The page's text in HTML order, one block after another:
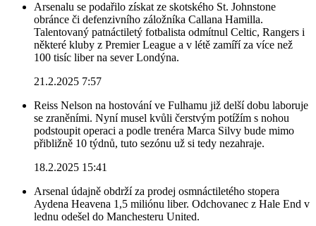
Arsenalu se podařilo získat ze skotského St. Johnstone
obránce či defenzivního záložníka Callana Hamilla.
Talentovaný patnáctiletý fotbalista odmítnul Celtic, Rangers i
některé kluby z Premier League a v létě zamíří za více než
100 tisíc liber na sever Londýna.
21.2.2025 7:57
Reiss Nelson na hostování ve Fulhamu již delší dobu laboruje
se zraněními. Nyní musel kvůli čerstvým potížím s nohou
podstoupit operaci a podle trenéra Marca Silvy bude mimo
přibližně 10 týdnů, tuto sezónu už si tedy nezahraje.
18.2.2025 15:41
Arsenal údajně obdrží za prodej osmnáctiletého stopera
Aydena Heavena 1,5 miliónu liber. Odchovanec z Hale End v
lednu odešel do Manchesteru United.